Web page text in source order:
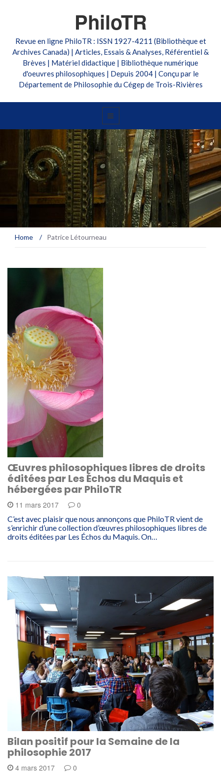
PhiloTR
Revue en ligne PhiloTR : ISSN 1927-4211 (Bibliothèque et
Archives Canada) | Articles, Essais & Analyses, Référentiel &
Brèves | Matériel didactique | Bibliothèque numérique
d'oeuvres philosophiques | Depuis 2004 | Conçu par le
Département de Philosophie du Cégep de Trois-Rivières
Home / Patrice Létourneau
Œuvres philosophiques libres de droits
éditées par Les Échos du Maquis et
hébergées par PhiloTR
11 mars 2017 0
C’est avec plaisir que nous annonçons que PhiloTR vient de
s’enrichir d’une collection d’œuvres philosophiques libres de
droits éditées par Les Échos du Maquis. On…
Bilan positif pour la Semaine de la
philosophie 2017
4 mars 2017 0